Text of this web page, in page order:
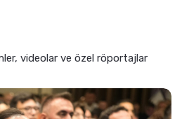
videolar ve özel röportajlar